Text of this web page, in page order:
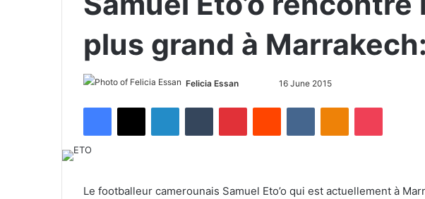
plus grand à
Felicia Essan
l d
e
16 June 2015
Le footballeur camerounais Samuel Eto’o qui est actuellement à